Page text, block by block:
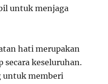
untuk menjaga
hati merupakan
secara keseluruhan.
untuk memberi